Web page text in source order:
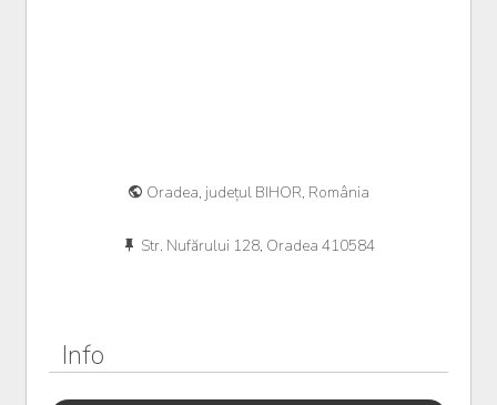
Oradea, județul BIHOR, România
Str. Nufărului 128, Oradea 410584
Info